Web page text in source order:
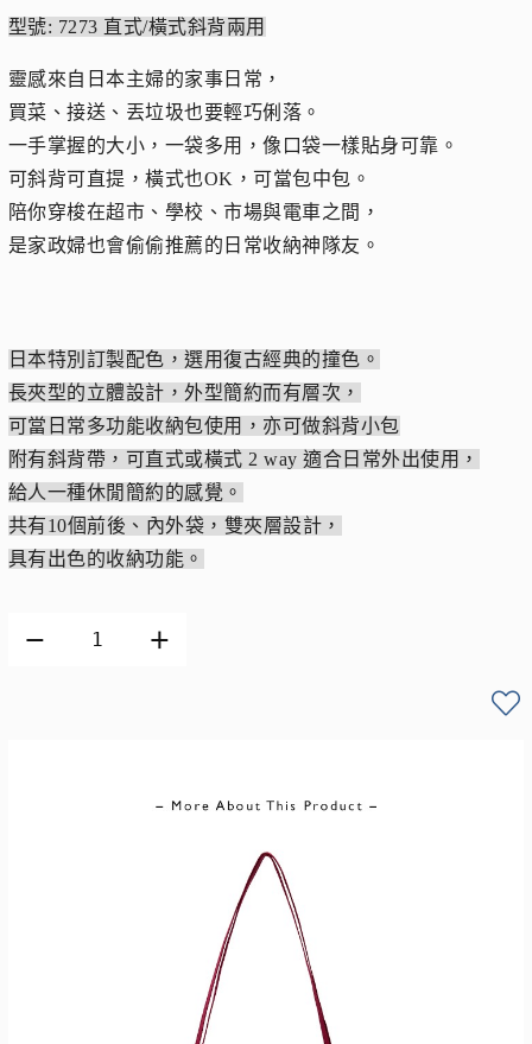
型號: 7273 直式/橫式斜背兩用
靈感來自日本主婦的家事日常，
買菜、接送、丟垃圾也要輕巧俐落。
一手掌握的大小，一袋多用，像口袋一樣貼身可靠。
可斜背可直提，橫式也OK，可當包中包。
陪你穿梭在超市、學校、市場與電車之間，
是家政婦也會偷偷推薦的日常收納神隊友。
日本特別訂製配色，選用復古經典的撞色。
長夾型的立體設計，外型簡約而有層次，
可當日常多功能收納包使用，亦可做斜背小包
附有斜背帶，可直式或橫式 2 way 適合日常外出使用，
給人一種休閒簡約的感覺。
共有10個前後、內外袋，雙夾層設計，
具有出色的收納功能。